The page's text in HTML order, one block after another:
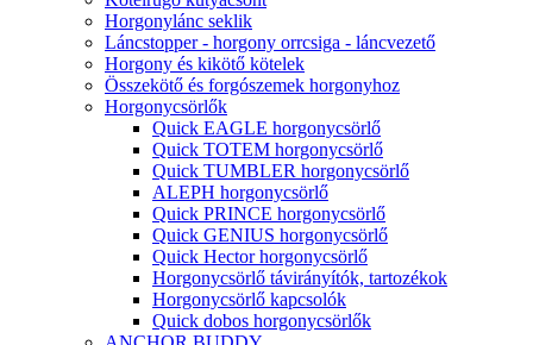
Horgonylánc seklik
Láncstopper - horgony orrcsiga - láncvezető
Horgony és kikötő kötelek
Összekötő és forgószemek horgonyhoz
Horgonycsörlők
Quick EAGLE horgonycsörlő
Quick TOTEM horgonycsörlő
Quick TUMBLER horgonycsörlő
ALEPH horgonycsörlő
Quick PRINCE horgonycsörlő
Quick GENIUS horgonycsörlő
Quick Hector horgonycsörlő
Horgonycsörlő távirányítók, tartozékok
Horgonycsörlő kapcsolók
Quick dobos horgonycsörlők